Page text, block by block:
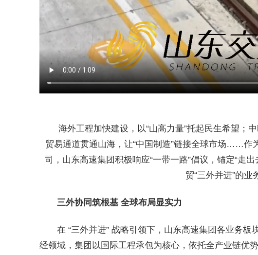
海外工程加快建设，以“山高力量”托起民生希望；
贸易通道贯通山海，让“中国制造”链接全球市场……作
司，山东高速集团积极响应“一带一路”倡议，锚定“走
贸“三外并进”的业
三外协同筑根基 全球布局显实力
在 “三外并进” 战略引领下，山东高速集团各业务
经领域，集团以国际工程承包为核心，依托全产业链优